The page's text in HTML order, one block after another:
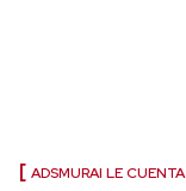
ADSMURAI LE CUENTA